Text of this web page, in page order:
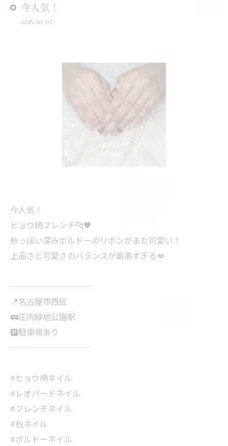
今人気！
2025/10/07
今人気！
ヒョウ柄フレンチ🐆🖤
秋っぽい深みボルドーのリボンがまた可愛い！
上品さと可愛さのバランスが最高すぎる💋
┈┈┈┈┈┈┈┈┈┈
📍名古屋市西区
🚃庄内緑地公園駅
🅿️駐車場あり
┈┈┈┈┈┈┈┈┈┈
#ヒョウ柄ネイル
#レオパードネイル
#フレンチネイル
#秋ネイル
#ボルドーネイル